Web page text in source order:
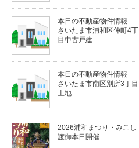
本日の不動産物件情報
さいたま市浦和区仲町4丁
目中古戸建
本日の不動産物件情報
さいたま市南区別所3丁目
土地
2026浦和まつり・みこし
渡御本日開催